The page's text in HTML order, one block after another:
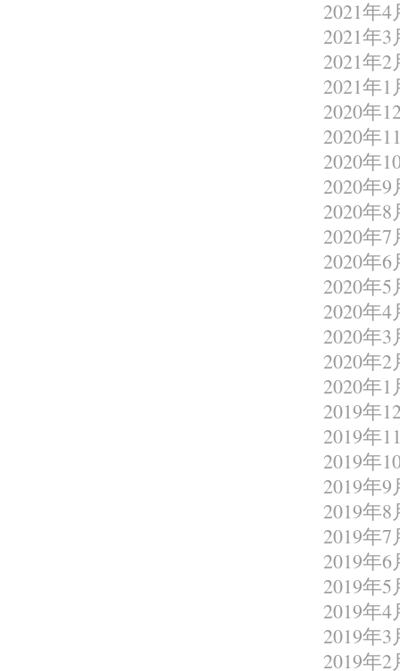
2021年4
2021年3
2021年2
2021年1
2020年
2020年
2020年
2020年9
2020年8
2020年7
2020年6
2020年5
2020年4
2020年3
2020年2
2020年1
2019年
2019年
2019年
2019年9
2019年8
2019年7
2019年6
2019年5
2019年4
2019年3
2019年2